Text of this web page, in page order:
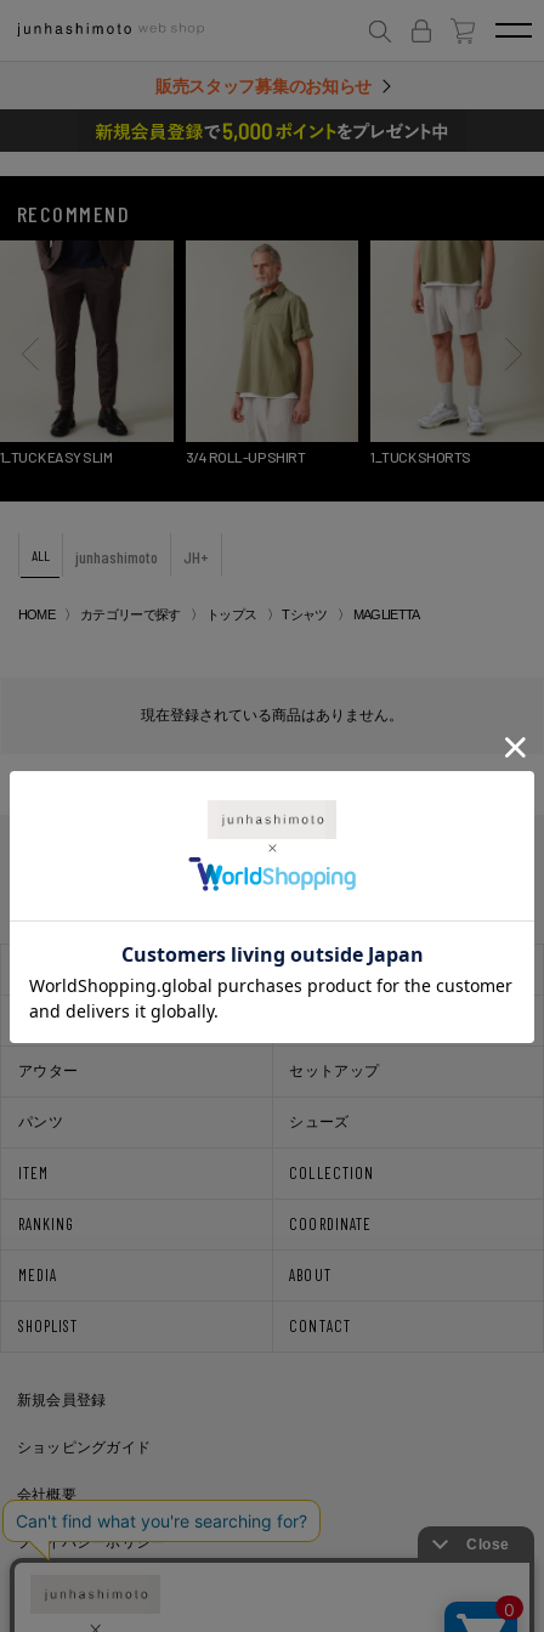
販売スタッフ募集のお知らせ
RECOMMEND
1_TUCK EASY SLIM 3/4 ROLL-UP SHIRT 1_TUCK SHORTS
ALL junhashimoto JH+
HOME カテゴリーで探す トップス Tシャツ MAGLIETTA
現在登録されている商品はありません。
ITEM COLLECTION
RANKING COORDINATE
MEDIA ABOUT
SHOPLIST CONTACT
レコメンド
アウター セットアップ
パンツ シューズ
新規会員登録
ショッピングガイド
会社概要
プライバシーポリシー
通信販売法に基づく表記